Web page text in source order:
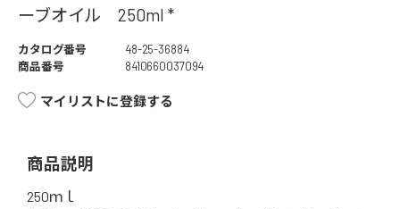
ーブオイル 250ml *
カタログ番号
48-25-36884
商品番号
8410660037094
マイリストに登録する
商品説明
250ｍｌ